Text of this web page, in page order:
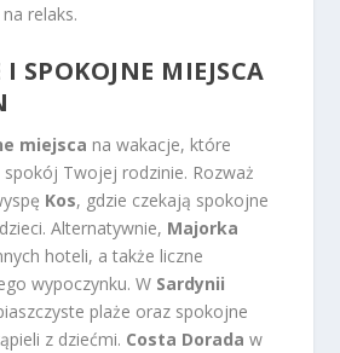
relaks.
SPOKOJNE MIEJSCA
miejsca na wakacje, które
Twojej rodzinie. Rozważ
Kos, gdzie czekają spokojne
Alternatywnie, Majorka
hoteli, a także liczne
wypoczynku. W Sardynii
plaże oraz spokojne
z dziećmi. Costa Dorada w